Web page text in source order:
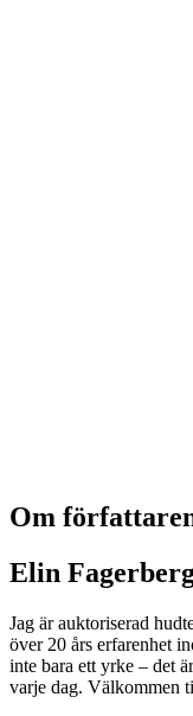
Om
Elin
Jag är auktoriserad
över 20 års erfarenhet
inte bara ett yrke – det
varje dag. Välkommen